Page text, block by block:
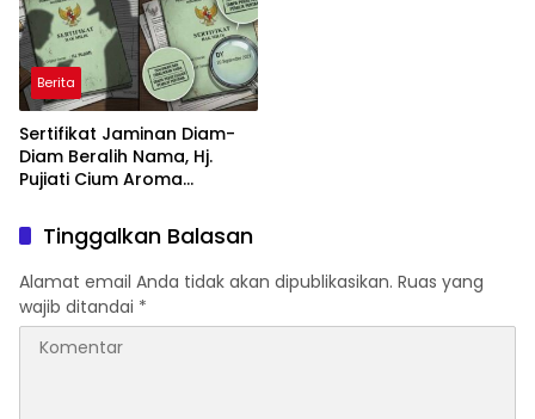
Berita
Sertifikat Jaminan Diam-
Diam Beralih Nama, Hj.
Pujiati Cium Aroma
Notaris dan Rekan Bisnis
Tinggalkan Balasan
Alamat email Anda tidak akan dipublikasikan. Ruas yang
wajib ditandai *